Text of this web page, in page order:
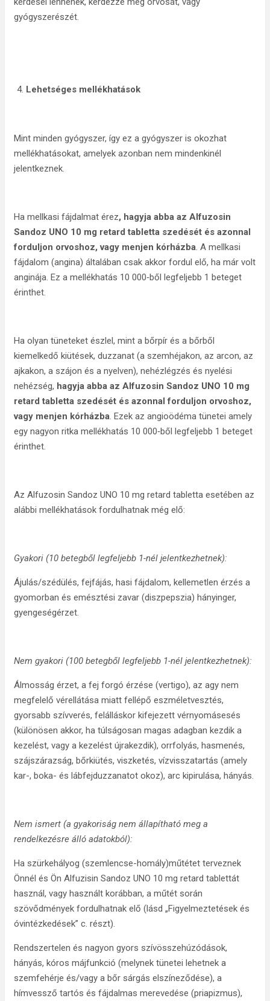
gyógyszerészét.
Lehetséges mellékhatások
Mint minden gyógyszer, így ez a gyógyszer is okozhat
mellékhatásokat, amelyek azonban nem mindenkinél
jelentkeznek.
Ha mellkasi fájdalmat érez, hagyja abba az Alfuzosin
Sandoz UNO 10 mg retard tabletta szedését és azonnal
forduljon orvoshoz, vagy menjen kórházba. A mellkasi
fájdalom (angina) általában csak akkor fordul elő, ha már volt
anginája. Ez a mellékhatás 10 000‑ből legfeljebb 1 beteget
érinthet.
Ha olyan tüneteket észlel, mint a bőrpír és a bőrből
kiemelkedő kiütések, duzzanat (a szemhéjakon, az arcon, az
ajkakon, a szájon és a nyelven), nehézlégzés és nyelési
nehézség, hagyja abba az Alfuzosin Sandoz UNO 10 mg
retard tabletta szedését és azonnal forduljon orvoshoz,
vagy menjen kórházba. Ezek az angioödéma tünetei amely
egy nagyon ritka mellékhatás 10 000‑ből legfeljebb 1 beteget
érinthet.
Az Alfuzosin Sandoz UNO 10 mg retard tabletta esetében az
alábbi mellékhatások fordulhatnak még elő:
Gyakori (10 betegből legfeljebb 1-nél jelentkezhetnek):
Ájulás/szédülés, fejfájás, hasi fájdalom, kellemetlen érzés a
gyomorban és emésztési zavar (diszpepszia) hányinger,
gyengeségérzet.
Nem gyakori (100 betegből legfeljebb 1-nél jelentkezhetnek):
Álmosság érzet, a fej forgó érzése (vertigo), az agy nem
megfelelő vérellátása miatt fellépő eszméletvesztés,
gyorsabb szívverés, felálláskor kifejezett vérnyomásesés
(különösen akkor, ha túlságosan magas adagban kezdik a
kezelést, vagy a kezelést újrakezdik), orrfolyás, hasmenés,
szájszárazság, bőrkiütés, viszketés, vízvisszatartás (amely
kar-, boka- és lábfejduzzanatot okoz), arc kipirulása, hányás.
Nem ismert (a gyakoriság nem állapítható meg a
rendelkezésre álló adatokból):
Ha szürkehályog (szemlencse-homály)műtétet terveznek
Önnél és Ön Alfuzisin Sandoz UNO 10 mg retard tablettát
használ, vagy használt korábban, a műtét során
szövődmények fordulhatnak elő (lásd „Figyelmeztetések és
óvintézkedések” c. részt).
Rendszertelen és nagyon gyors szívösszehúzódások,
hányás, kóros májfunkció (melynek tünetei lehetnek a
szemfehérje és/vagy a bőr sárgás elszíneződése), a
hímvessző tartós és fájdalmas merevedése (priapizmus),